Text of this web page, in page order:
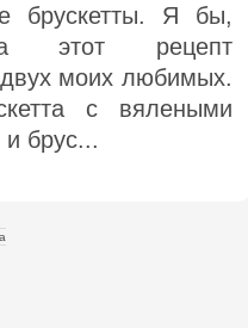
брускетты. Я бы,
этот рецепт
моих любимых.
с вялеными
брус...